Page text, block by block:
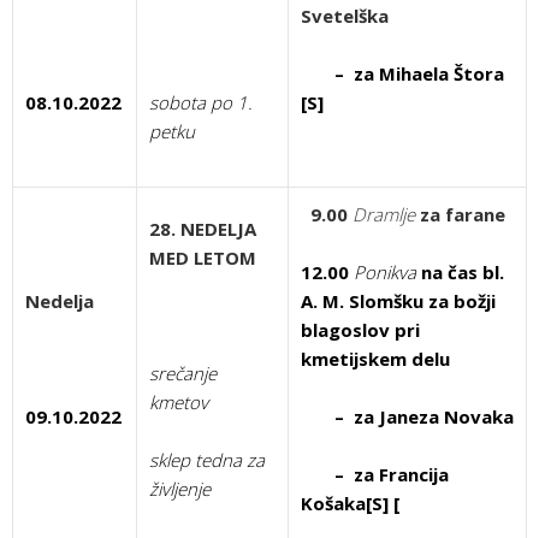
08.10.2022
sobota po 1.
petku
Svetelška
– za Mihaela Štora
[S]
Nedelja
09.10.2022
28. NEDELJA
MED LETOM
srečanje
kmetov
sklep tedna za
življenje
9.00 Dramljeza farane
12.00 Ponikva na čas bl.
A. M. Slomšku za božji
blagoslov pri
kmetijskem delu
– za Janeza Novaka
– za Francija
Košaka[S] [